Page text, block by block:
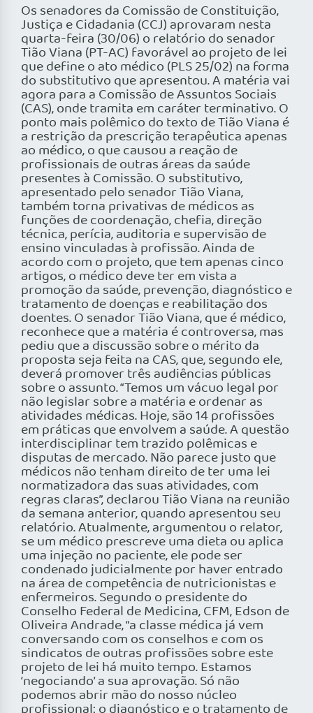
Os senadores da Comissão de Constituição,
Justiça e Cidadania (CCJ) aprovaram nesta
quarta-feira (30/06) o relatório do senador
Tião Viana (PT-AC) favorável ao projeto de lei
que define o ato médico (PLS 25/02) na forma
do substitutivo que apresentou. A matéria vai
agora para a Comissão de Assuntos Sociais
(CAS), onde tramita em caráter terminativo. O
ponto mais polêmico do texto de Tião Viana é
a restrição da prescrição terapêutica apenas
ao médico, o que causou a reação de
profissionais de outras áreas da saúde
presentes à Comissão. O substitutivo,
apresentado pelo senador Tião Viana,
também torna privativas de médicos as
funções de coordenação, chefia, direção
técnica, perícia, auditoria e supervisão de
ensino vinculadas à profissão. Ainda de
acordo com o projeto, que tem apenas cinco
artigos, o médico deve ter em vista a
promoção da saúde, prevenção, diagnóstico e
tratamento de doenças e reabilitação dos
doentes. O senador Tião Viana, que é médico,
reconhece que a matéria é controversa, mas
pediu que a discussão sobre o mérito da
proposta seja feita na CAS, que, segundo ele,
deverá promover três audiências públicas
sobre o assunto. “Temos um vácuo legal por
não legislar sobre a matéria e ordenar as
atividades médicas. Hoje, são 14 profissões
em práticas que envolvem a saúde. A questão
interdisciplinar tem trazido polêmicas e
disputas de mercado. Não parece justo que
médicos não tenham direito de ter uma lei
normatizadora das suas atividades, com
regras claras”, declarou Tião Viana na reunião
da semana anterior, quando apresentou seu
relatório. Atualmente, argumentou o relator,
se um médico prescreve uma dieta ou aplica
uma injeção no paciente, ele pode ser
condenado judicialmente por haver entrado
na área de competência de nutricionistas e
enfermeiros. Segundo o presidente do
Conselho Federal de Medicina, CFM, Edson de
Oliveira Andrade, “a classe médica já vem
conversando com os conselhos e com os
sindicatos de outras profissões sobre este
projeto de lei há muito tempo. Estamos
‘negociando’ a sua aprovação. Só não
podemos abrir mão do nosso núcleo